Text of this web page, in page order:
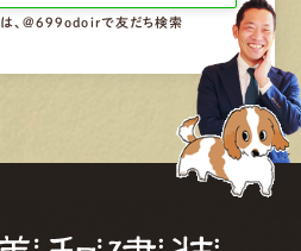
、@699odoirで友だち検索